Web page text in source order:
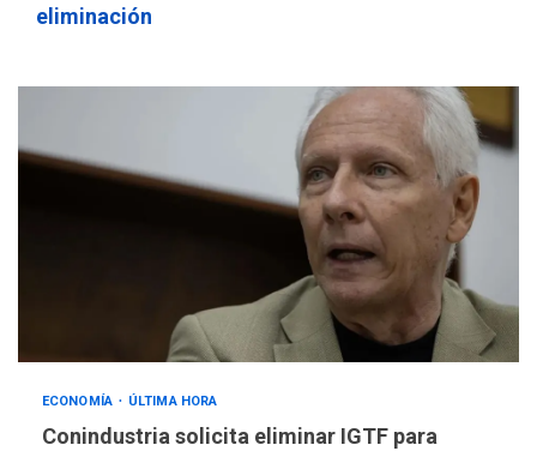
eliminación
ECONOMÍA ÚLTIMA HORA
Conindustria solicita eliminar IGTF para